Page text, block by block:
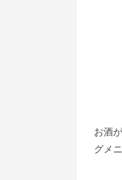
お酒
グメ